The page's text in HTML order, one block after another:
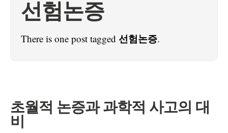
선험논증
There is one post tagged 선험논증.
초월적 논증과 과학적 사고의 대
비